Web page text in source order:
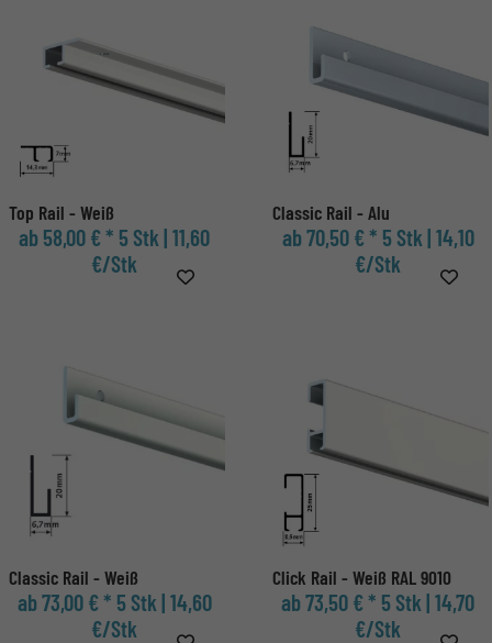
Top Rail - Weiß
ab 58,00 € * 5 Stk | 11,60
€/Stk
Classic Rail - Alu
ab 70,50 € * 5 Stk | 14,10
€/Stk
Classic Rail - Weiß
ab 73,00 € * 5 Stk | 14,60
€/Stk
Click Rail - Weiß RAL 9010
ab 73,50 € * 5 Stk | 14,70
€/Stk